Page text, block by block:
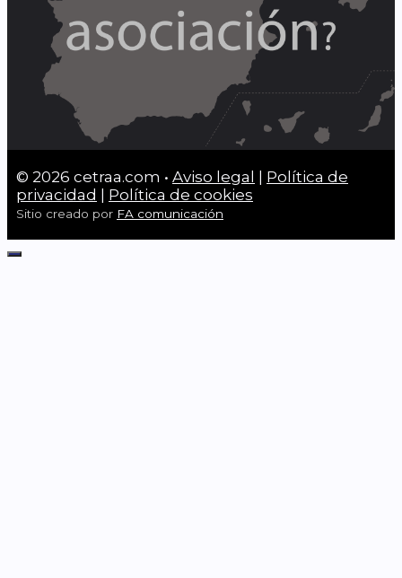
© 2026 cetraa.com • Aviso legal | Política de
privacidad | Política de cookies
Sitio creado por FA comunicación
Cerrar